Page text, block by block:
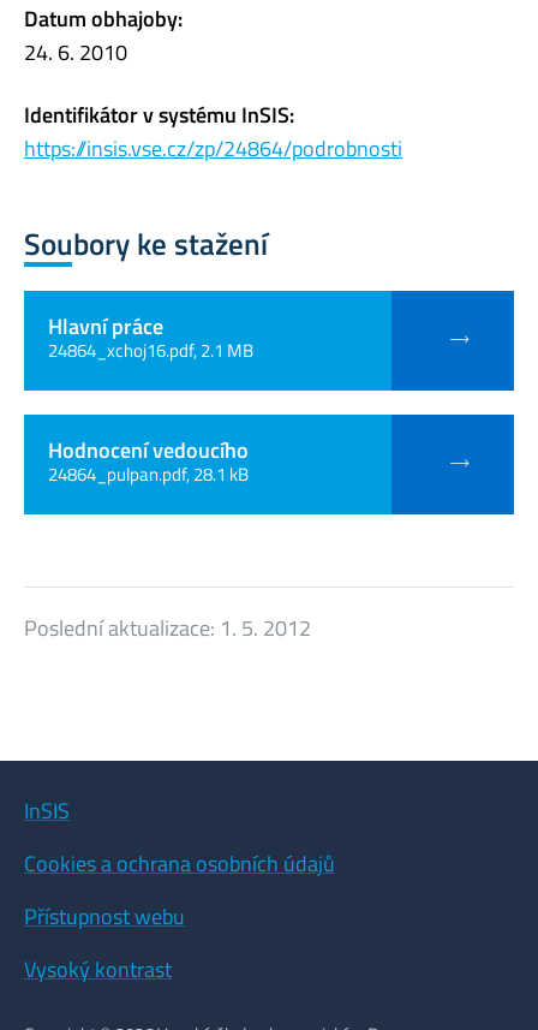
Datum obhajoby:
24. 6. 2010
Identifikátor v systému InSIS:
https://insis.vse.cz/zp/24864/podrobnosti
Soubory ke stažení
Hlavní práce
24864_xchoj16.pdf, 2.1 MB
Hodnocení vedoucího
24864_pulpan.pdf, 28.1 kB
Poslední aktualizace: 1. 5. 2012
InSIS
Cookies a ochrana osobních údajů
Přístupnost webu
Vysoký kontrast